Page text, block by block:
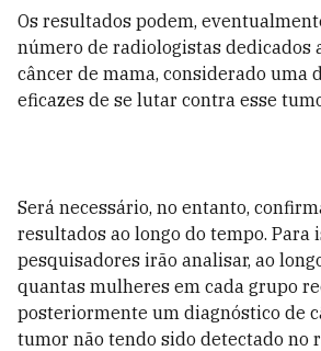
Os resultados podem,
número de radiologistas dedicados
câncer de mama, considerado uma
eficazes de se lutar contra esse
Será necessário, no entanto,
resultados ao longo do tempo. Para
pesquisadores irão analisar, ao
quantas mulheres em cada grupo
posteriormente um diagnóstico de
tumor não tendo sido detectado no